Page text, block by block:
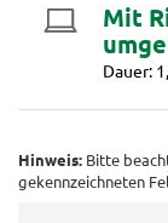
Mit
Dauer:
Hinweis: Bitte
gekennzeichneten